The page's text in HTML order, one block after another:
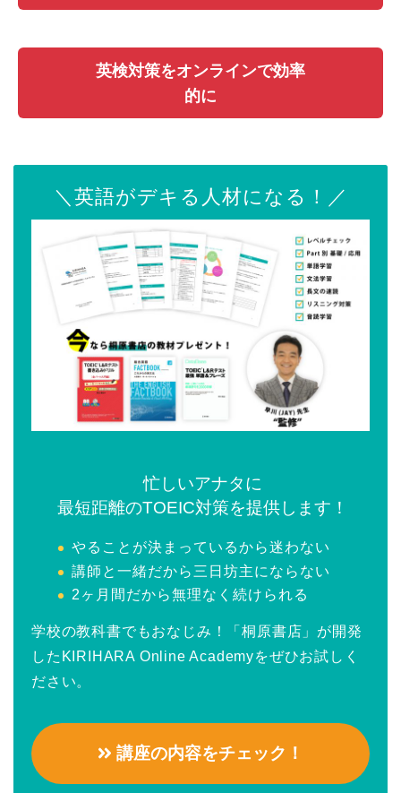
英検対策をオンラインで効率
的に
＼英語がデキる人材になる！／
忙しいアナタに
最短距離のTOEIC対策を提供します！
やることが決まっているから迷わない
講師と一緒だから三日坊主にならない
2ヶ月間だから無理なく続けられる
学校の教科書でもおなじみ！「桐原書店」が開発
したKIRIHARA Online Academyをぜひお試しく
ださい。
講座の内容をチェック！